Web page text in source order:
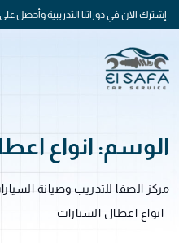
إشترك الآن في دوراتنا التدريبية وأحصل على
الوسم: انواع
مركز الصفا للتدريب وصيانة
انواع اعطال السيارات